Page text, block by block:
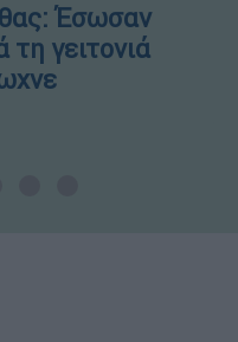
Έσωσαν
γειτονιά